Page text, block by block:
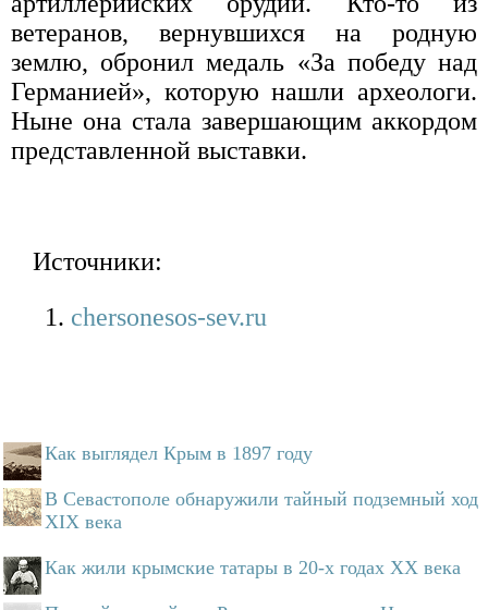
ветеранов, вернувшихся на родную
землю, обронил медаль «За победу над
Германией», которую нашли археологи.
Ныне она стала завершающим аккордом
представленной выставки.
Источники:
chersonesos-sev.ru
Как выглядел Крым в 1897 году
В Севастополе обнаружили тайный подземный ход
XIX века
Как жили крымские татары в 20-х годах ХХ века